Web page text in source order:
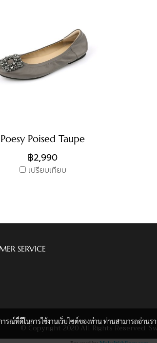
Poesy Poised Taupe
฿2,990
เปรียบเทียบ
SERVICE
© Copyright 2020 All Rights Reserved.
ณ์ที่ดีในการใช้งานเว็บไซต์ของท่าน ท่านสามารถอ่านร